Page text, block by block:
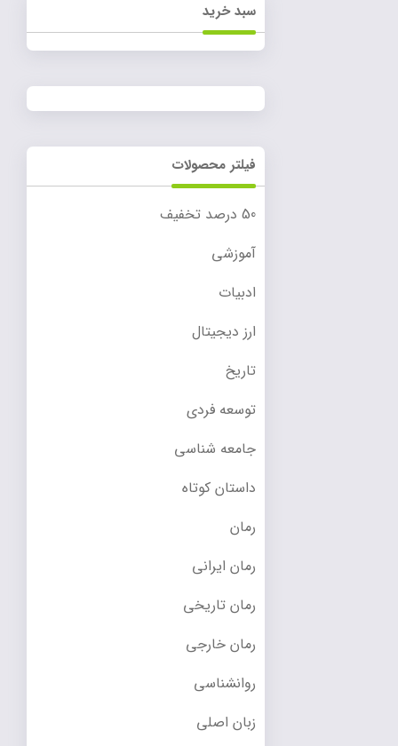
سبد خرید
فیلتر محصولات
50 درصد تخفیف
آموزشی
ادبیات
ارز دیجیتال
تاریخ
توسعه فردی
جامعه شناسی
داستان کوتاه
رمان
رمان ایرانی
رمان تاریخی
رمان خارجی
روانشناسی
زبان اصلی